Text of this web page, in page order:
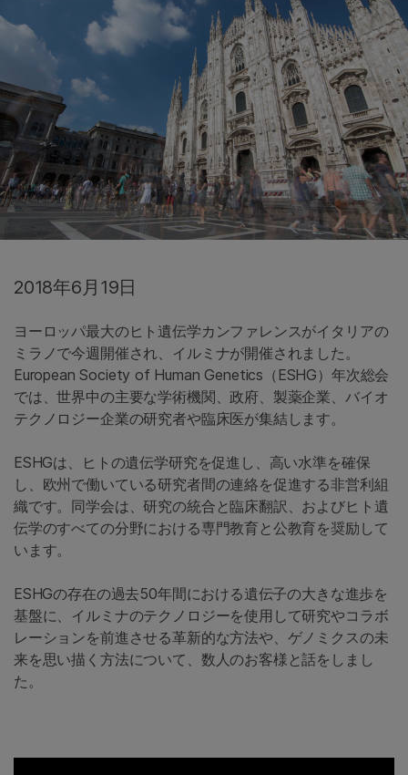
2018年6月19日
ヨーロッパ最大のヒト遺伝学カンファレンスがイタリアの
ミラノで今週開催され、イルミナが開催されました。
European Society of Human Genetics（ESHG）年次総会
では、世界中の主要な学術機関、政府、製薬企業、バイオ
テクノロジー企業の研究者や臨床医が集結します。
ESHGは、ヒトの遺伝学研究を促進し、高い水準を確保
し、欧州で働いている研究者間の連絡を促進する非営利組
織です。同学会は、研究の統合と臨床翻訳、およびヒト遺
伝学のすべての分野における専門教育と公教育を奨励して
います。
ESHGの存在の過去50年間における遺伝子の大きな進歩を
基盤に、イルミナのテクノロジーを使用して研究やコラボ
レーションを前進させる革新的な方法や、ゲノミクスの未
来を思い描く方法について、数人のお客様と話をしまし
た。